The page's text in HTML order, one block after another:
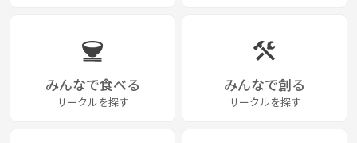
みんなで食べる
サークルを探す
みんなで創る
サークルを探す